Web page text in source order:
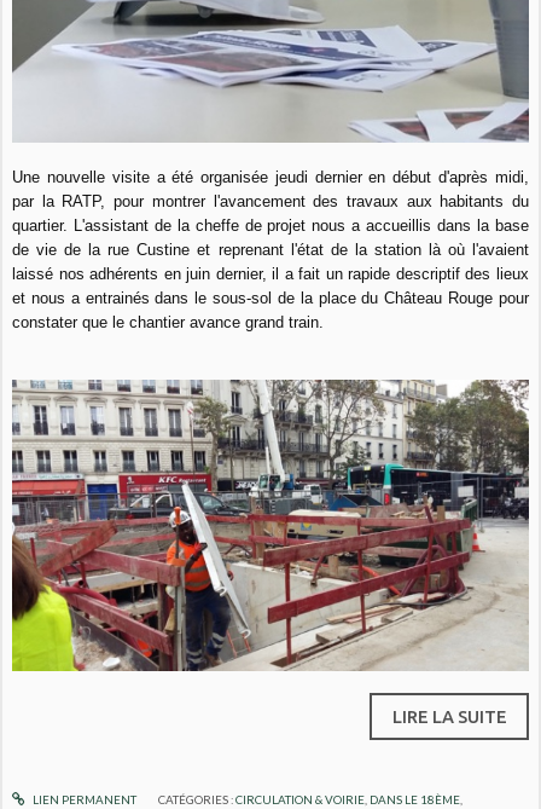
Une nouvelle visite a été organisée jeudi dernier en début d'après midi,
par la RATP, pour montrer l'avancement des travaux aux habitants du
quartier. L'assistant de la cheffe de projet nous a accueillis dans la base
de vie de la rue Custine et reprenant l'état de la station là où l'avaient
laissé nos adhérents en juin dernier, il a fait un rapide descriptif des lieux
et nous a entrainés dans le sous-sol de la place du Château Rouge pour
constater que le chantier avance grand train.
LIRE LA SUITE
LIEN PERMANENT CATÉGORIES :CIRCULATION & VOIRIE, DANS LE 18ÈME,